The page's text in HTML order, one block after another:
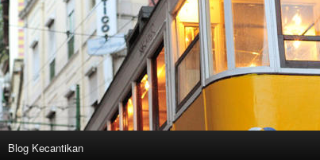
Blog Kecantikan